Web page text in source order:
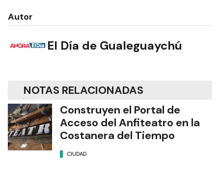
Autor
El Día de Gualeguaychú
NOTAS RELACIONADAS
Construyen el Portal de
Acceso del Anfiteatro en la
Costanera del Tiempo
CIUDAD